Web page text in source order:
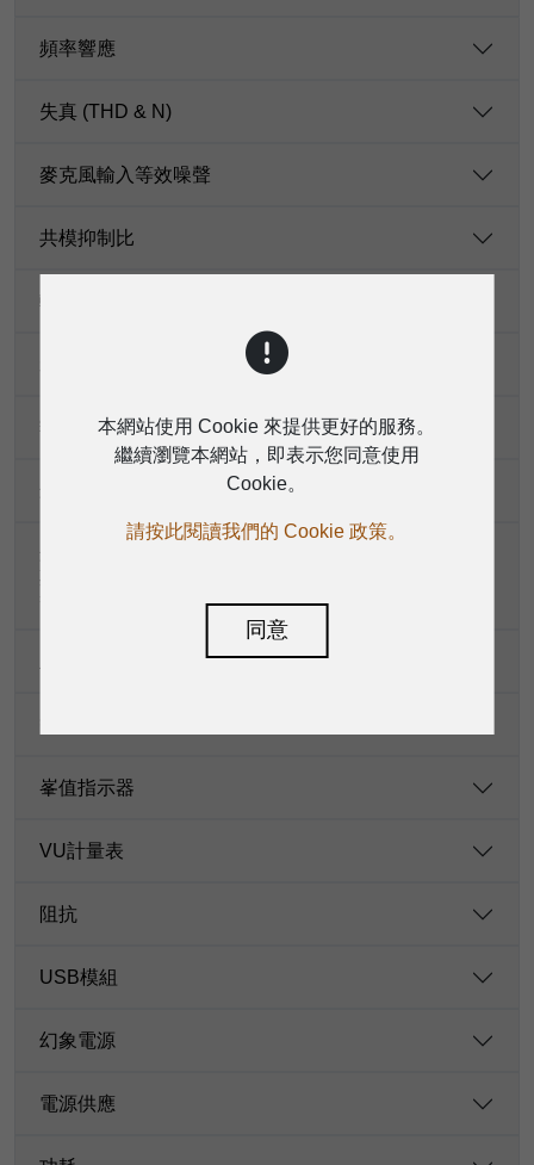
頻率響應
失真 (THD & N)
麥克風輸入等效噪聲
共模抑制比
輸入增益（20 Hz-20 kHz）
衰減（串音20 Hz-20 kHz）
額定輸出電平
最大輸出電平
最大電壓增益（等化器和PAN/BAL旋鈕置爲0 dB，
其他所有旋鈕或推桿置为最大，1 kHz訊號，阻抗
主混音噪音（20 Hz-20 kHz）
峯值指示器
VU計量表
阻抗
USB模組
幻象電源
電源供應
本網站使用 Cookie 來提供更好的服務。
繼續瀏覽本網站，即表示您同意使用
Cookie。
請按此閱讀我們的 Cookie 政策。
同意